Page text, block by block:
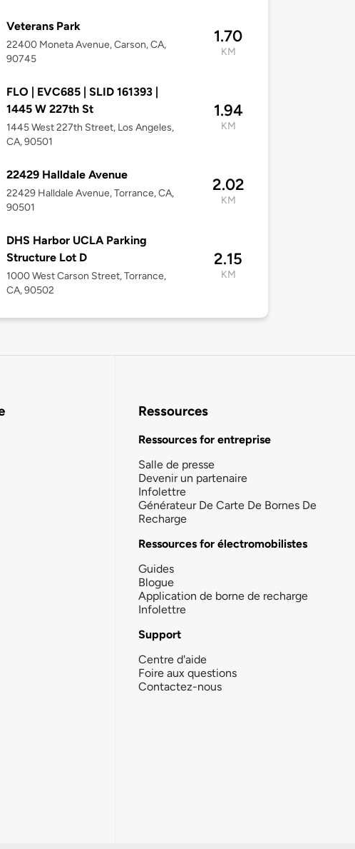
Veterans Park
22400 Moneta Avenue, Carson, CA,
90745
1.70
KM
FLO | EVC685 | SLID 161393 |
1445 W 227th St
1445 West 227th Street, Los Angeles,
CA, 90501
1.94
KM
22429 Halldale Avenue
22429 Halldale Avenue, Torrance, CA,
90501
2.02
KM
DHS Harbor UCLA Parking
Structure Lot D
1000 West Carson Street, Torrance,
CA, 90502
2.15
KM
Ressources
Ressources for entreprise
Salle de presse
Devenir un partenaire
Infolettre
Générateur De Carte De Bornes De
Recharge
Ressources for électromobilistes
Guides
Blogue
Application de borne de recharge
Infolettre
Support
Centre d'aide
Foire aux questions
Contactez-nous